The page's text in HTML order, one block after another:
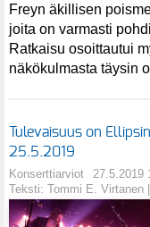
Freyn äkillisen
joita on varmasti
Ratkaisu osoittautui
näkökulmasta täysin
Tulevaisuus on
25.5.2019
Konserttiarviot
27.5.2019
Teksti: Tommi E. Virtanen